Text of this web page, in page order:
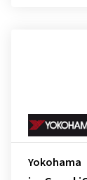
Yokohama